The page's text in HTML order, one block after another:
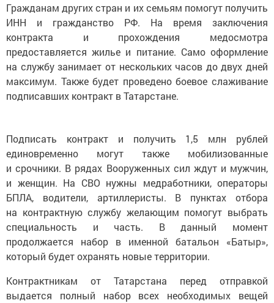
Гражданам других стран и их семьям помогут получить
ИНН и гражданство РФ. На время заключения
контракта и прохождения медосмотра
предоставляется жилье и питание. Само оформление
на службу занимает от нескольких часов до двух дней
максимум. Также будет проведено боевое слаживание
подписавших контракт в Татарстане.
Подписать контракт и получить 1,5 млн рублей
единовременно могут также мобилизованные
и срочники. В рядах Вооруженных сил ждут и мужчин,
и женщин. На СВО нужны медработники, операторы
БПЛА, водители, артиллеристы. В пунктах отбора
на контрактную службу желающим помогут выбрать
специальность и часть. В данный момент
продолжается набор в именной батальон «Батыр»,
который будет охранять новые территории.
Контрактникам от Татарстана перед отправкой
выдается полный набор всех необходимых вещей